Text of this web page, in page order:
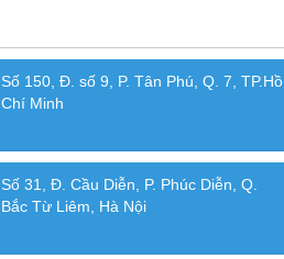
Số 150, Đ. số 9, P. Tân Phú, Q. 7, TP.Hồ
Chí Minh
Số 31, Đ. Cầu Diễn, P. Phúc Diễn, Q.
Bắc Từ Liêm, Hà Nội